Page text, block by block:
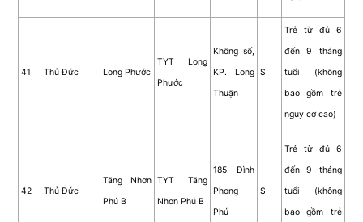
41 Thủ Đức Long Phước
TYT Long
Phước
Không số,
KP. Long
Thuận
S
Trẻ từ đủ 6
đến 9 tháng
tuổi (không
bao gồm trẻ
nguy cơ cao)
42 Thủ Đức
Tăng Nhơn
Phú B
TYT Tăng
Nhơn Phú B
185 Đình
Phong
Phú
S
Trẻ từ đủ 6
đến 9 tháng
tuổi (không
bao gồm trẻ